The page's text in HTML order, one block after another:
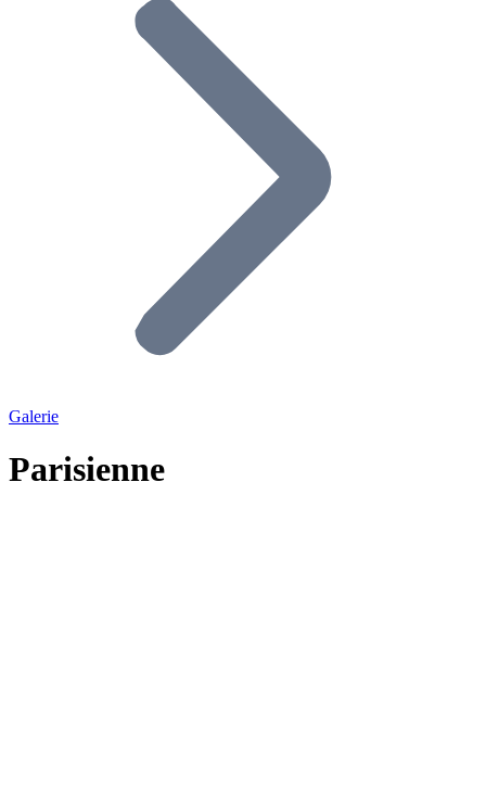
Galerie
Parisienne